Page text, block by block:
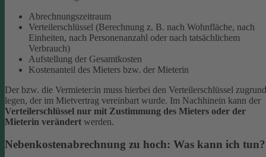
Abrechnungszeitraum
Verteilerschlüssel (Berechnung z. B. nach Wohnfläche, nach
Einheiten, nach Personenanzahl oder nach tatsächlichem
Verbrauch)
Aufstellung der Gesamtkosten
Kostenanteil des Mieters bzw. der Mieterin
Der bzw. die Vermieter:in muss hierbei den Verteilerschlüssel
legen, der im Mietvertrag vereinbart wurde. Im Nachhinein kann der
Verteilerschlüssel nur mit Zustimmung des Mieters oder der
Mieterin verändert werden.
Nebenkostenabrechnung zu hoch: Was kann ich tun?